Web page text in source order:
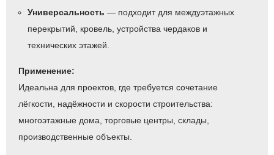
Универсальность — подходит для междуэтажных
перекрытий, кровель, устройства чердаков и
технических этажей.
Применение:
Идеальна для проектов, где требуется сочетание
лёгкости, надёжности и скорости строительства:
многоэтажные дома, торговые центры, склады,
производственные объекты.